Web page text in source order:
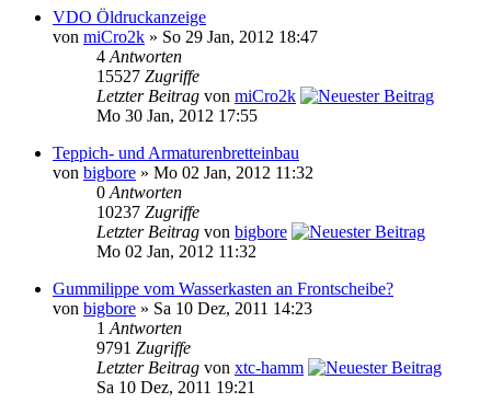
VDO Öldruckanzeige
von miCro2k » So 29 Jan, 2012 18:47
4 Antworten
15527 Zugriffe
Letzter Beitrag von miCro2k
Mo 30 Jan, 2012 17:55
Teppich- und Armaturenbretteinbau
von bigbore » Mo 02 Jan, 2012 11:32
0 Antworten
10237 Zugriffe
Letzter Beitrag von bigbore
Mo 02 Jan, 2012 11:32
Gummilippe vom Wasserkasten an Frontscheibe?
von bigbore » Sa 10 Dez, 2011 14:23
1 Antworten
9791 Zugriffe
Letzter Beitrag von xtc-hamm
Sa 10 Dez, 2011 19:21